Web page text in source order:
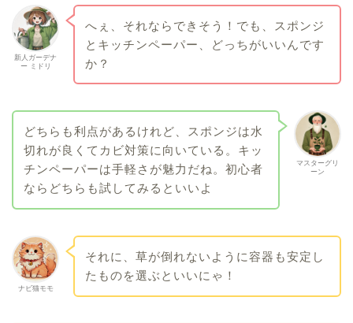
新人ガーデナ
ー ミドリ
へぇ、それならできそう！でも、スポンジ
とキッチンペーパー、どっちがいいんです
か？
マスターグリ
ーン
どちらも利点があるけれど、スポンジは水
切れが良くてカビ対策に向いている。キッ
チンペーパーは手軽さが魅力だね。初心者
ならどちらも試してみるといいよ
ナビ猫モモ
それに、草が倒れないように容器も安定し
たものを選ぶといいにゃ！